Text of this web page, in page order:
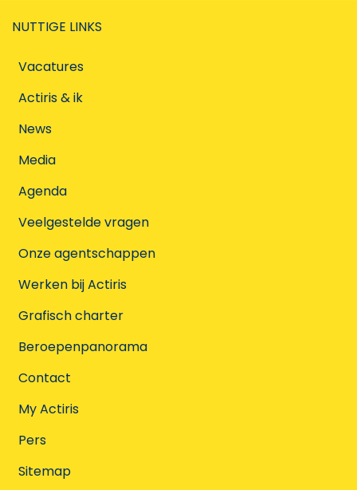
NUTTIGE LINKS
Vacatures
Actiris & ik
News
Media
Agenda
Veelgestelde vragen
Onze agentschappen
Werken bij Actiris
Grafisch charter
Beroepenpanorama
Contact
My Actiris
Pers
Sitemap